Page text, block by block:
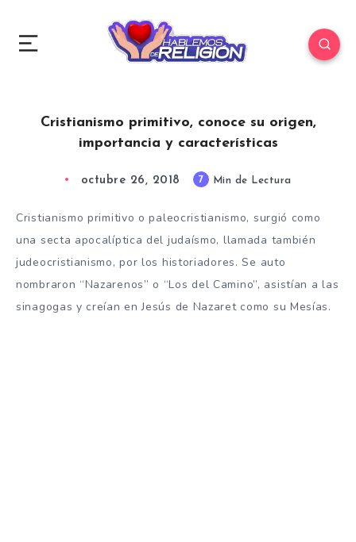
Cristianismo primitivo, conoce su origen,
importancia y características
octubre 26, 2018 7 Min de Lectura
Cristianismo primitivo o paleocristianismo, surgió como
una secta apocalíptica del judaísmo, llamada también
judeocristianismo, por los historiadores. Se auto
nombraron “Nazarenos” o “Los del Camino”, asistían a las
sinagogas y creían en Jesús de Nazaret como su Mesías.